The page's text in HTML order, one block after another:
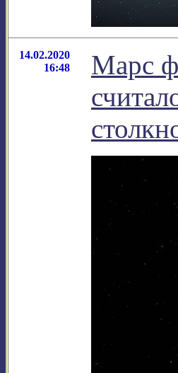
14.02.2020
16:48
Марс